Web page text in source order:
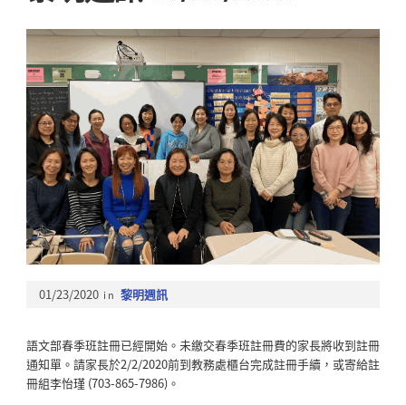
01/23/2020 in 黎明週訊
語文部春季班註冊已經開始。未繳交春季班註冊費的家長將收到註冊
通知單。請家長於2/2/2020前到教務處櫃台完成註冊手續，或寄給註
冊組李怡瑾 (703-865-7986)。